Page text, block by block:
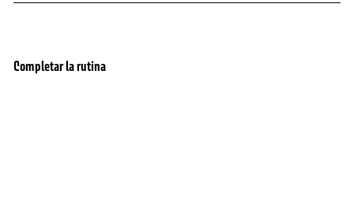
Completar la rutina